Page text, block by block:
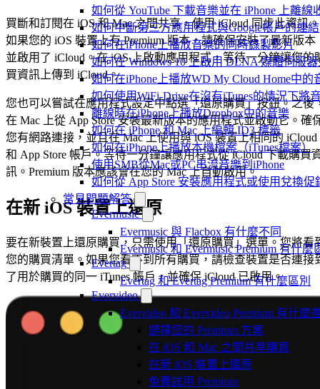
如何從 YouTube 下載音樂並在 iPhone 上離線
如何中斷第三方應用程式與Google帳戶的連結
如何在iPhone上播放音樂的同時錄製影片
如何在 Windows 10 上啟用 DLNA 媒體伺服
如何在iPhone上播放WD My Cloud Home中的
如何使用WiFi-Drive在沒有iTunes的情況下將
離線時在iPhone上播放Dropbox中的音樂
如何在 iPhone 和 Mac 上編輯 ID3 標籤
如何在iPhone上播放本機檔案（iTunes檔案）
使用SMB從Mac或PC串流音樂到iPhone
如何從 App Store 安裝應用程式或使用兌換
常見問題解答
Evermusic
Evermusic 與 Flacbox 有什麼不同
Evermusic 和 Evermusic Premium 有什麼
Evertag
Evertag 和 Evertag Premium 有什麼區別
Evervideo
Evervideo 和 Evervideo Premium 有什麼
選擇您的 Premium 方案
在 iOS 和 Mac 之間共享購買
在新 iOS 裝置上還原
免費試用 Premium
買斷和訂閱在 iOS 和 Mac 之間共享，使用 iCloud 同步此資訊。
如果您的 iOS 裝置上有 Premium 版本，請確保安裝了最新版本
並啟用了 iCloud。在 iOS 上啟動應用程式，等待一分鐘讓您的
買資訊上傳到 iCloud。
您也可以嘗試在應用程式設定中點選「還原購買」按鈕。之後
在 Mac 上從 App Store 安裝最新版本的應用程式並啟動它。確
您有網路連接，並且在 Mac 上使用與 iOS 裝置上相同的 iCloud
和 App Store 帳戶。等待一分鐘讓應用程式從 iCloud 下載購買
訊。Premium 版本應該會在您的 Mac 上自動啟用。
在新 iOS 裝置上還原
要在新裝置上還原購買，只需使用「還原購買」選單。您將看
您的購買清單。如果您看不到所有購買，請檢查裝置是否連接
了用於購買的同一 iTunes 帳戶，並確保 iCloud 已啟用。